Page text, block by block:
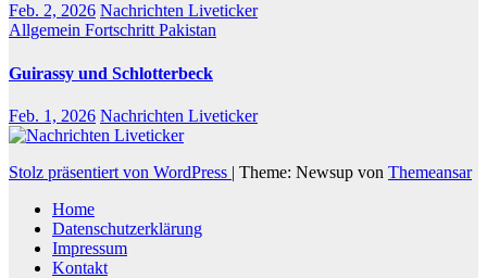
Feb. 2, 2026 Nachrichten Liveticker
Allgemein Fortschritt Pakistan
Guirassy und Schlotterbeck
Feb. 1, 2026 Nachrichten Liveticker
Stolz präsentiert von WordPress | Theme: Newsup von Themeansar
Home
Datenschutzerklärung
Impressum
Kontakt